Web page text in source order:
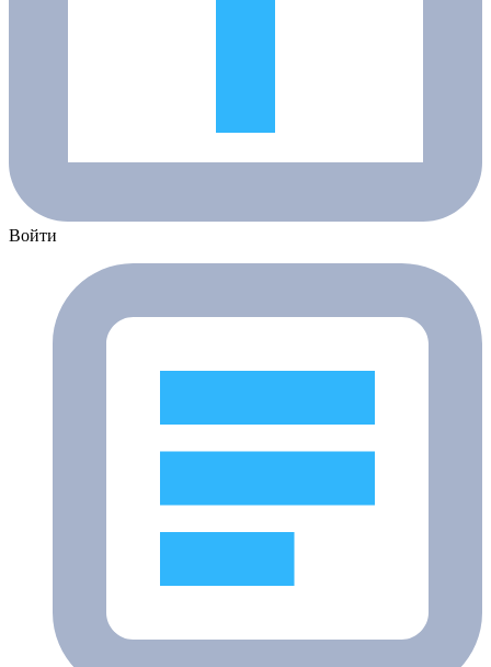
Войти